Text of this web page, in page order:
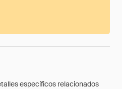
específicos relacionados